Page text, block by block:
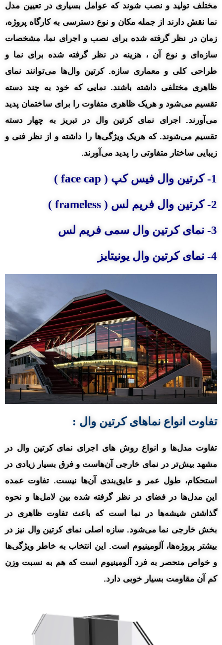
مختلف تولید و نصب شوند که عوامل بسیاری در تعیین مدل
نما نقش دارند از جمله مکان و نوع دسترسی به کارگاه پروژه،
زمان در نظر گرفته شده برای نصب و اجرای نما، مشخصات
سازه‌ای و نوع آن ، هزینه در نظر گرفته شده برای نما و
طراحی کلی و معماری سازه. کرتین وال‌ها می‌توانند نمای
ظاهری مختلفی داشته باشند. نمایی که خود به چند دسته
تقسیم می‌شود و هریک ظاهری متفاوت را برای ساختمان پدید
می‌آورند. اجرای نمای کرتین وال در تبریز به چهار دسته
تقسیم می‌شوند. که هریک ویژگی‌ها را داشته و از نظر فنی و
زیبایی ساختار متفاوتی را پدید می‌آورند.
1- کرتین وال فیس کپ ( face cap )
2- کرتین وال فریم لس ( frameless )
3- نمای کرتین وال سمی فریم لس
4- نمای کرتین وال یونیتایز
تفاوت انواع نماهای کرتین وال :
تفاوت مدل‌ها و انواع روش های اجرای نمای کرتین وال در
مشهد بیش‌تر در نمای خارجی آن‌هاست و فرق بسیار زیادی در
استحکام، طول عمر و عایق‌بندی آن‌ها نیست. تفاوت عمده
این مدل‌ها در فضای در نظر گرفته شده بین لامل‌ها و نحوه
گذاشتن شیشه‌ها در نما است که باعث تفاوت ظاهری در
بخش خارجی نما می‌شود. سازه اصلی نمای کرتین وال نیز در
بیشتر پروژه‌ها، آلومینیوم است. این انتخاب به خاطر ویژگی‌ها
و خواص منحصر به فرد آلومینیوم است که هم به نسبت وزن
کم آن مقاومت بسیار خوبی دارد.